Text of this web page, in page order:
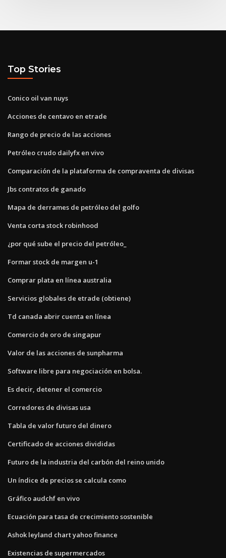
Top Stories
Conico oil van nuys
Acciones de centavo en etrade
Rango de precio de las acciones
Petróleo crudo dailyfx en vivo
Comparación de la plataforma de compraventa de divisas
Jbs contratos de ganado
Mapa de derrames de petróleo del golfo
Venta corta stock robinhood
¿por qué sube el precio del petróleo_
Formar stock de margen u-1
Comprar plata en línea australia
Servicios globales de etrade (obtiene)
Td canada abrir cuenta en línea
Comercio de oro de singapur
Valor de las acciones de sunpharma
Software libre para negociación en bolsa.
Es decir, detener el comercio
Corredores de divisas usa
Tabla de valor futuro del dinero
Certificado de acciones divididas
Futuro de la industria del carbón del reino unido
Un índice de precios se calcula como
Gráfico audchf en vivo
Ecuación para tasa de crecimiento sostenible
Ashok leyland chart yahoo finance
Existencias de supermercados